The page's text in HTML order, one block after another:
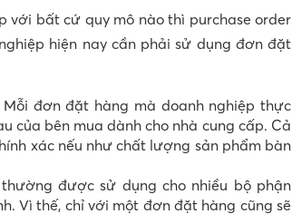
với bất cứ quy mô nào thì purchase order
hiện nay cần phải sử dụng đơn đặt
Mỗi đơn đặt hàng mà doanh nghiệp thực
của bên mua dành cho nhà cung cấp. Cả
xác nếu như chất lượng sản phẩm bàn
được sử dụng cho nhiều bộ phận
Vì thế, chỉ với một đơn đặt hàng cũng sẽ